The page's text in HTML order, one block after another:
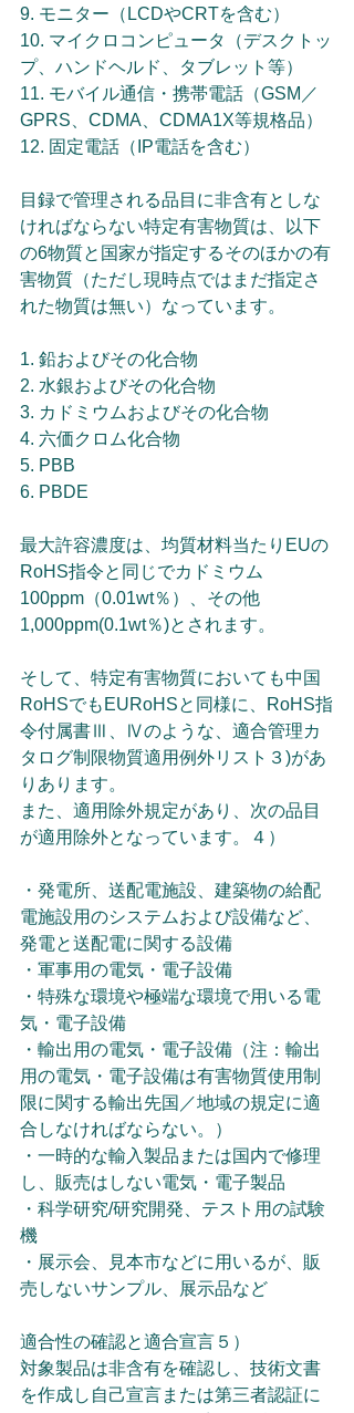
9. モニター（LCDやCRTを含む）
10. マイクロコンピュータ（デスクトッ
プ、ハンドヘルド、タブレット等）
11. モバイル通信・携帯電話（GSM／
GPRS、CDMA、CDMA1X等規格品）
12. 固定電話（IP電話を含む）
目録で管理される品目に非含有としな
ければならない特定有害物質は、以下
の6物質と国家が指定するそのほかの有
害物質（ただし現時点ではまだ指定さ
れた物質は無い）なっています。
1. 鉛およびその化合物
2. 水銀およびその化合物
3. カドミウムおよびその化合物
4. 六価クロム化合物
5. PBB
6. PBDE
最大許容濃度は、均質材料当たりEUの
RoHS指令と同じでカドミウム
100ppm（0.01wt％）、その他
1,000ppm(0.1wt％)とされます。
そして、特定有害物質においても中国
RoHSでもEURoHSと同様に、RoHS指
令付属書Ⅲ、Ⅳのような、適合管理カ
タログ制限物質適用例外リスト３)があ
りあります。
また、適用除外規定があり、次の品目
が適用除外となっています。４）
・発電所、送配電施設、建築物の給配
電施設用のシステムおよび設備など、
発電と送配電に関する設備
・軍事用の電気・電子設備
・特殊な環境や極端な環境で用いる電
気・電子設備
・輸出用の電気・電子設備（注：輸出
用の電気・電子設備は有害物質使用制
限に関する輸出先国／地域の規定に適
合しなければならない。）
・一時的な輸入製品または国内で修理
し、販売はしない電気・電子製品
・科学研究/研究開発、テスト用の試験
機
・展示会、見本市などに用いるが、販
売しないサンプル、展示品など
適合性の確認と適合宣言５）
対象製品は非含有を確認し、技術文書
を作成し自己宣言または第三者認証に